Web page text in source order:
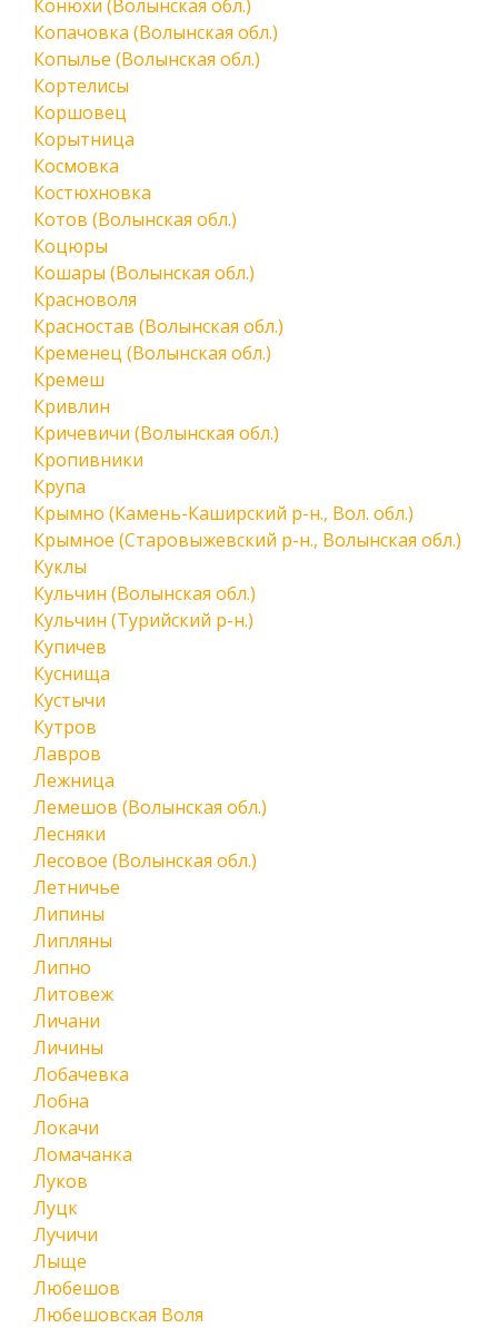
Конюхи (Волынская обл.)
Копачовка (Волынская обл.)
Копылье (Волынская обл.)
Кортелисы
Коршовец
Корытница
Космовка
Костюхновка
Котов (Волынская обл.)
Коцюры
Кошары (Волынская обл.)
Красноволя
Красностав (Волынская обл.)
Кременец (Волынская обл.)
Кремеш
Кривлин
Кричевичи (Волынская обл.)
Кропивники
Крупа
Крымно (Камень-Каширский р-н., Вол. обл.)
Крымное (Старовыжевский р-н., Волынская обл.)
Куклы
Кульчин (Волынская обл.)
Кульчин (Турийский р-н.)
Купичев
Куснища
Кустычи
Кутров
Лавров
Лежница
Лемешов (Волынская обл.)
Лесняки
Лесовое (Волынская обл.)
Летничье
Липины
Липляны
Липно
Литовеж
Личани
Личины
Лобачевка
Лобна
Локачи
Ломачанка
Луков
Луцк
Лучичи
Лыще
Любешов
Любешовская Воля